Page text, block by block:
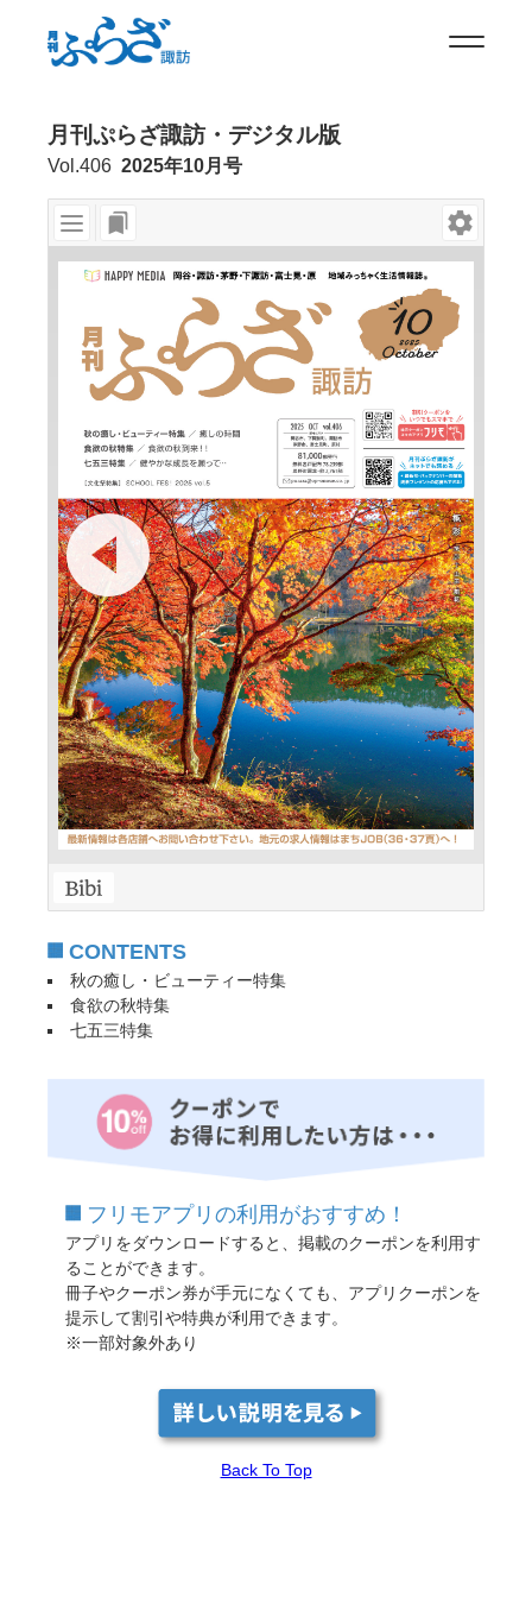
月刊ぷらざ諏訪・デジタル版
Vol.406 2025年10月号
CONTENTS
秋の癒し・ビューティー特集
食欲の秋特集
七五三特集
フリモアプリの利用がおすすめ！
アプリをダウンロードすると、掲載のクーポンを利用す
ることができます。
冊子やクーポン券が手元になくても、アプリクーポンを
提示して割引や特典が利用できます。
※一部対象外あり
Back To Top